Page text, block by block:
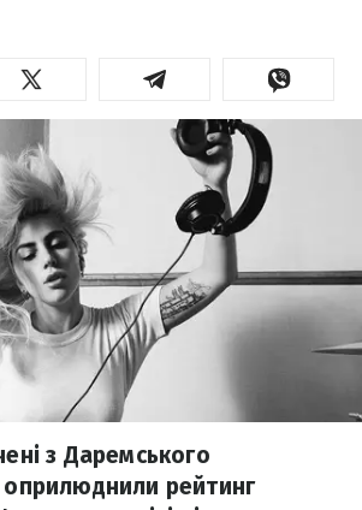
з Даремського
оприлюднили рейтинг